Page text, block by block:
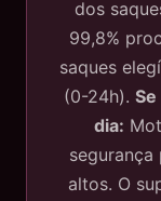
dos
99,8%
saques
(0-24h).
dia:
altos. O